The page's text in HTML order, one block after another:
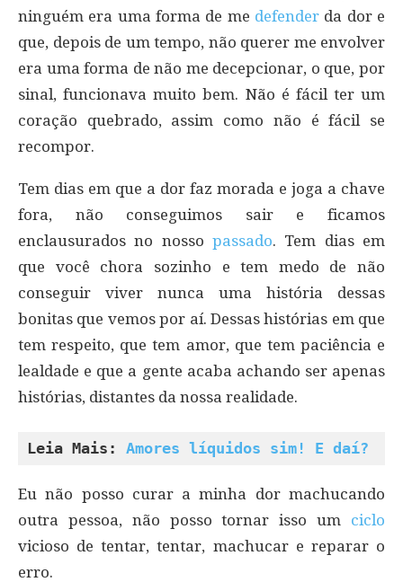
ninguém era uma forma de me defender da dor e
que, depois de um tempo, não querer me envolver
era uma forma de não me decepcionar, o que, por
sinal, funcionava muito bem. Não é fácil ter um
coração quebrado, assim como não é fácil se
recompor.
Tem dias em que a dor faz morada e joga a chave
fora, não conseguimos sair e ficamos
enclausurados no nosso passado. Tem dias em
que você chora sozinho e tem medo de não
conseguir viver nunca uma história dessas
bonitas que vemos por aí. Dessas histórias em que
tem respeito, que tem amor, que tem paciência e
lealdade e que a gente acaba achando ser apenas
histórias, distantes da nossa realidade.
Leia Mais: Amores líquidos sim! E daí?
Eu não posso curar a minha dor machucando
outra pessoa, não posso tornar isso um ciclo
vicioso de tentar, tentar, machucar e reparar o
erro.